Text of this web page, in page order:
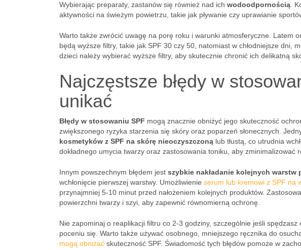
Wybierając preparaty, zastanów się również nad ich wodoodpornością .
aktywności na świeżym powietrzu, takie jak pływanie czy uprawianie
Warto także zwrócić uwagę na porę roku i warunki atmosferyczne. Latem
będą wyższe filtry, takie jak SPF 30 czy 50, natomiast w chłodniejsze dni,
dzieci należy wybierać wyższe filtry, aby skutecznie chronić ich delikatną
Najczęstsze błędy w
unikać
Błędy w stosowaniu SPF mogą znacznie obniżyć jego skuteczność
zwiększonego ryzyka starzenia się skóry oraz poparzeń słonecznych.
kosmetyków z SPF na skórę nieoczyszczoną lub tłustą, co utrudnia
dokładnego umycia twarzy oraz zastosowania toniku, aby zminimalizować
Innym powszechnym błędem jest szybkie nakładanie kolejnych warstw
wchłonięcie pierwszej warstwy. Umożliwienie serum lub kremowi z SPF na
przynajmniej 5-10 minut przed nałożeniem kolejnych produktów.
powierzchni twarzy i szyi, aby zapewnić równomierną ochronę.
Nie zapominaj o reaplikacji filtru co 2-3 godziny, szczególnie jeśli
poceniu się. Warto także używać osobnego, mniejszego ręcznika do
mogą obniżać skuteczność SPF. Świadomość tych błędów pomoże w